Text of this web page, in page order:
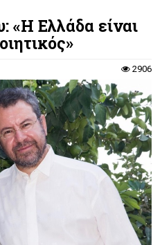
«Η Ελλάδα είναι
2906